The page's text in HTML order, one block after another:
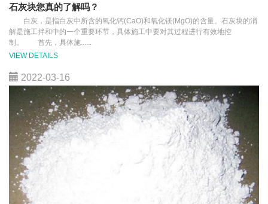
石灰块您真的了解吗？
白灰，是指白灰中所含的氧化钙(CaO)和氧化镁(MgO)的含量。石灰块的消
解是施工拌和中的一个重要环节，具体施工中要对其过程进行有效地控
制。 首先，具体施......
VIEW DETAILS
2022-03-16